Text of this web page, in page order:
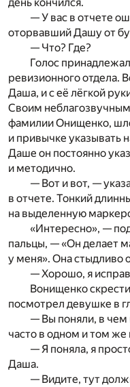
день кончился.
— У вас в отчете
оторвавший Дашу от
— Что? Где?
Голос
ревизионного отдела.
Даша, и с её лёгкой
Своим
фамилии Онищенко,
и привычке указывать
Даше он постоянно
и методично.
— Вот и вот, —
в отчете. Тонкий
на выделенную
«Интересно», —
пальцы, — «Он делает
у меня». Она стыдливо
— Хорошо, я
Вонищенко
посмотрел девушке в
— Вы поняли, в
часто в одном и том
— Я поняла, я
Даша.
— Видите, тут